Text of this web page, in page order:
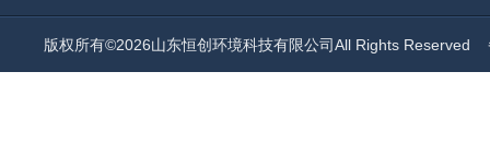
版权所有©2026山东恒创环境科技有限公司All Rights Reserved